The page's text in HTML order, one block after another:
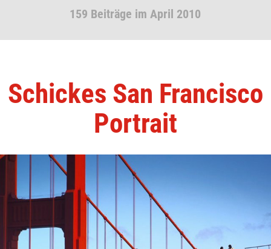
159 Beiträge im April 2010
Schickes San Francisco
Portrait